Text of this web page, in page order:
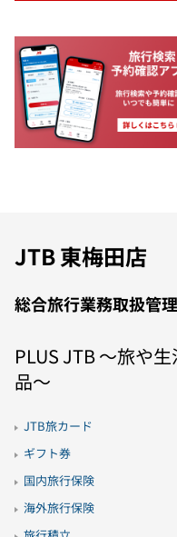
JTB 東梅田店
総合旅行業務取扱管
PLUS JTB 〜旅や
品〜
JTB旅カード
ギフト券
国内旅行保険
海外旅行保険